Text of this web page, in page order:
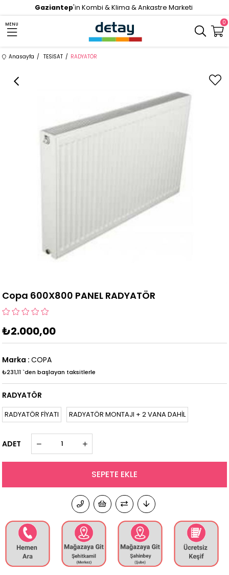
Gaziantep'in Kombi & Klima & Ankastre Marketi
MENU 0
Anasayfa TESİSAT RADYATÖR
Copa 600X800 PANEL RADYATÖR
₺2.000,00
Marka : COPA
₺231,11 `den başlayan taksitlerle
RADYATÖR
RADYATÖR FİYATI RADYATÖR MONTAJI + 2 VANA DAHİL
ADET